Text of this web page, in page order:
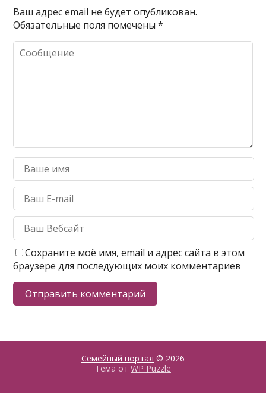
Ваш адрес email не будет опубликован.
Обязательные поля помечены*
Сохраните моё имя, email и адрес сайта в этом
браузере для последующих моих комментариев
Семейный портал © 2026
Тема от WP Puzzle